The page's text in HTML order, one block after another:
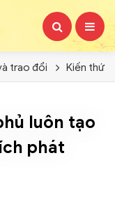
trao đổi Kiến thức
luôn tạo
phát